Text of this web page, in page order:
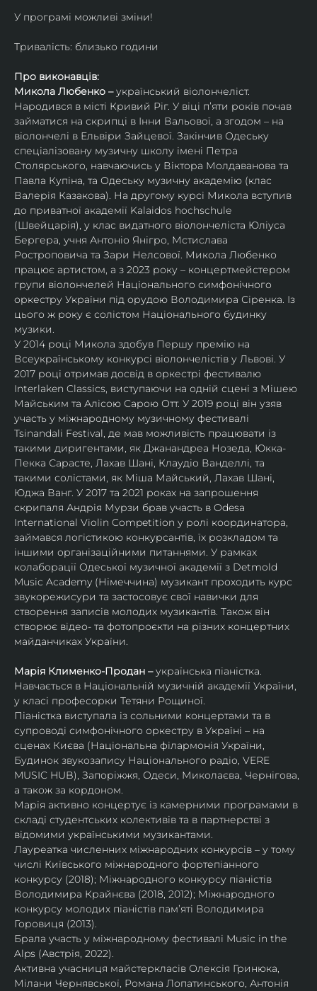
У програмі можливі зміни!
Тривалість: близько години
Про виконавців:
Микола Любенко – український віолончеліст.
Народився в місті Кривий Ріг. У віці п’яти років почав
займатися на скрипці в Інни Вальової, а згодом – на
віолончелі в Ельвіри Зайцевої. Закінчив Одеську
спеціалізовану музичну школу імені Петра
Столярського, навчаючись у Віктора Молдаванова та
Павла Купіна, та Одеську музичну академію (клас
Валерія Казакова). На другому курсі Микола вступив
до приватної академії Kalaidos hochschule
(Швейцарія), у клас видатного віолончеліста Юліуса
Бергера, учня Антоніо Янігро, Мстислава
Ростроповича та Зари Нелсової. Микола Любенко
працює артистом, а з 2023 року – концертмейстером
групи віолончелей Національного симфонічного
оркестру України під орудою Володимира Сіренка. Із
цього ж року є солістом Національного будинку
музики.
У 2014 році Микола здобув Першу премію на
Всеукраїнському конкурсі віолончелістів у Львові. У
2017 році отримав досвід в оркестрі фестивалю
Interlaken Classics, виступаючи на одній сцені з Мішею
Майським та Алісою Сарою Отт. У 2019 році він узяв
участь у міжнародному музичному фестивалі
Tsinandali Festival, де мав можливість працювати із
такими диригентами, як Джанандреа Нозеда, Юкка-
Пекка Сарасте, Лахав Шані, Клаудіо Ванделлі, та
такими солістами, як Міша Майський, Лахав Шані,
Юджа Ванг. У 2017 та 2021 роках на запрошення
скрипаля Андрія Мурзи брав участь в Odesa
International Violin Competition у ролі координатора,
займався логістикою конкурсантів, їх розкладом та
іншими організаційними питаннями. У рамках
колаборації Одеської музичної академії з Detmold
Music Academy (Німеччина) музикант проходить курс
звукорежисури та застосовує свої навички для
створення записів молодих музикантів. Також він
створює відео- та фотопроєкти на різних концертних
майданчиках України.
Марія Клименко-Продан – українська піаністка.
Навчається в Національній музичній академії України,
у класі професорки Тетяни Рощиної.
Піаністка виступала із сольними концертами та в
супроводі симфонічного оркестру в Україні – на
сценах Києва (Національна філармонія України,
Будинок звукозапису Національного радіо, VERE
MUSIC HUB), Запоріжжя, Одеси, Миколаєва, Чернігова,
а також за кордоном.
Марія активно концертує із камерними програмами в
складі студентських колективів та в партнерстві з
відомими українськими музикантами.
Лауреатка численних міжнародних конкурсів – у тому
числі Київського міжнародного фортепіанного
конкурсу (2018); Міжнародного конкурсу піаністів
Володимира Крайнєва (2018, 2012); Міжнародного
конкурсу молодих піаністів пам’яті Володимира
Горовиця (2013).
Брала участь у міжнародному фестивалі Music in the
Alps (Австрія, 2022).
Активна учасниця майстеркласів Олексія Гринюка,
Мілани Чернявської, Романа Лопатинського, Антонія